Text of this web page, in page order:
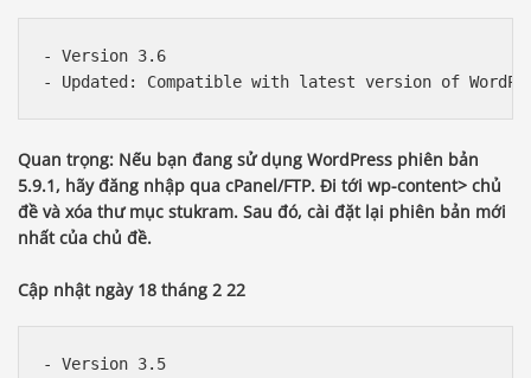
- Version 3.6
Quan trọng: Nếu bạn đang sử dụng WordPress phiên bản
5.9.1, hãy đăng nhập qua cPanel/FTP. Đi tới wp-content> chủ
đề và xóa thư mục stukram. Sau đó, cài đặt lại phiên bản mới
nhất của chủ đề.
Cập nhật ngày 18 tháng 2 22
- Version 3.5